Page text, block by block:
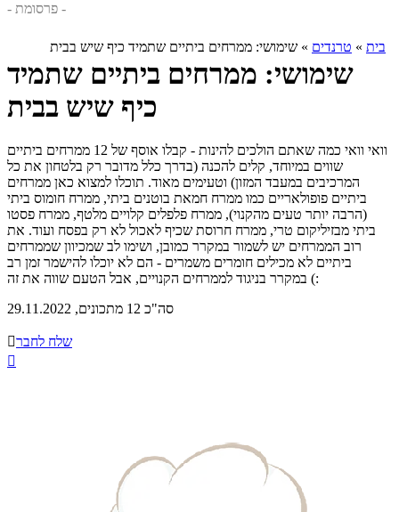
- פרסומת -
בית » טרנדים » שימושי: ממרחים ביתיים שתמיד כיף שיש בבית
שימושי: ממרחים ביתיים שתמיד
כיף שיש בבית
וואי וואי כמה שאתם הולכים להינות - קבלו אוסף של 12 ממרחים ביתיים
שווים במיוחד, קלים להכנה (בדרך כלל מדובר רק בלטחון את כל
המרכיבים במעבד המזון) וטעימים מאוד. תוכלו למצוא כאן ממרחים
ביתיים פופולאריים כמו ממרח חמאת בוטנים ביתי, ממרח חומוס ביתי
(הרבה יותר טעים מהקנוי), ממרח פלפלים קלויים מלטף, ממרח פסטו
ביתי מבזיליקום טרי, ממרח חרוסת שכיף לאכול לא רק בפסח ועוד. את
רוב הממרחים יש לשמור במקרר כמובן, ושימו לב שמכיוון שממרחים
ביתיים לא מכילים חומרים משמרים - הם לא יוכלו להישמר זמן רב
במקרר בניגוד לממרחים הקנויים, אבל הטעם שווה את זה (:
סה"כ 12 מתכונים, 29.11.2022
שלח לחבר
